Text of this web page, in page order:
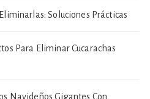
Soluciones Prácticas
Para Eliminar Cucarachas
Navideños Gigantes Con